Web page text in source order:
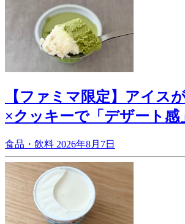
【ファミマ限定】アイス
×クッキーで「デザート感
食品・飲料 2026年8月7日